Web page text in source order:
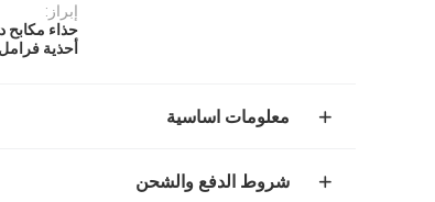
إبراز:
حذاء مكابح
أحذية
معلومات اساسية
شروط الدفع والشحن